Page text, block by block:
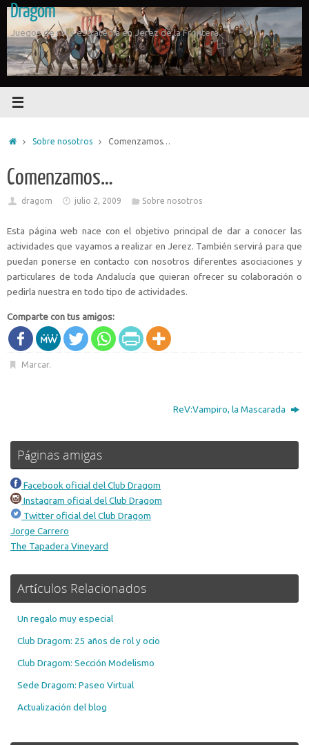
Saltar
contenido
Dragom
Juegos de rol y estrategia en Jerez de la Frontera
InicioSobre nosotros Comenzamos…
Comenzamos…
dragom julio 2, 2009 Sobre nosotros
Esta página web nace con el objetivo principal de dar a conocer las
actividades que vayamos a realizar en Jerez. También servirá para que
puedan ponerse en contacto con nosotros diferentes asociaciones y
particulares de toda Andalucía que quieran ofrecer su colaboración o
pedirla nuestra en todo tipo de actividades.
Comparte con tus amigos:
Marcar.
ReV:Vampiro, la Mascarada
Páginas amigas
Facebook oficial del Club Dragom
Instagram oficial del Club Dragom
Twitter oficial del Club Dragom
Jorge Carrero
The Tapadera Vineyard
Artículos Relacionados
Un regalo muy especial
Club Dragom: 25 años de rol y ocio
Club Dragom: Sección Modelismo
Sede Dragom: Paseo Virtual
Actualización del blog